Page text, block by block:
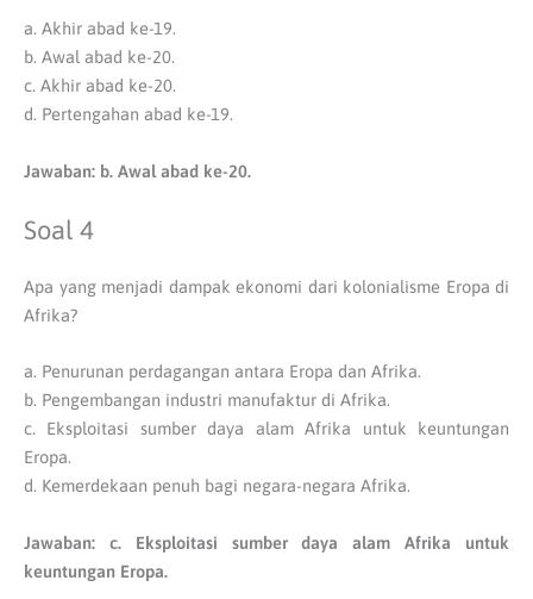
a. Akhir abad ke-19.
b. Awal abad ke-20.
c. Akhir abad ke-20.
d. Pertengahan abad ke-19.
Jawaban: b. Awal abad ke-20.
Soal 4
Apa yang menjadi dampak ekonomi dari kolonialisme Eropa di
Afrika?
a. Penurunan perdagangan antara Eropa dan Afrika.
b. Pengembangan industri manufaktur di Afrika.
c. Eksploitasi sumber daya alam Afrika untuk keuntungan
Eropa.
d. Kemerdekaan penuh bagi negara-negara Afrika.
Jawaban: c. Eksploitasi sumber daya alam Afrika untuk
keuntungan Eropa.